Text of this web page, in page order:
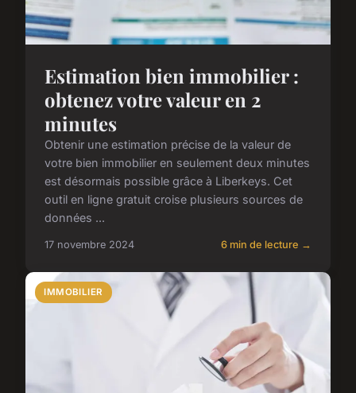
Estimation bien immobilier :
obtenez votre valeur en 2
minutes
Obtenir une estimation précise de la valeur de
votre bien immobilier en seulement deux minutes
est désormais possible grâce à Liberkeys. Cet
outil en ligne gratuit croise plusieurs sources de
données ...
17 novembre 2024 6 min de lecture →
IMMOBILIER